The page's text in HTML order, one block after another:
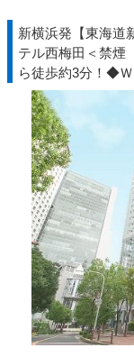
新横浜発【東海道
テル西梅田＜禁
ら徒歩約3分！◆